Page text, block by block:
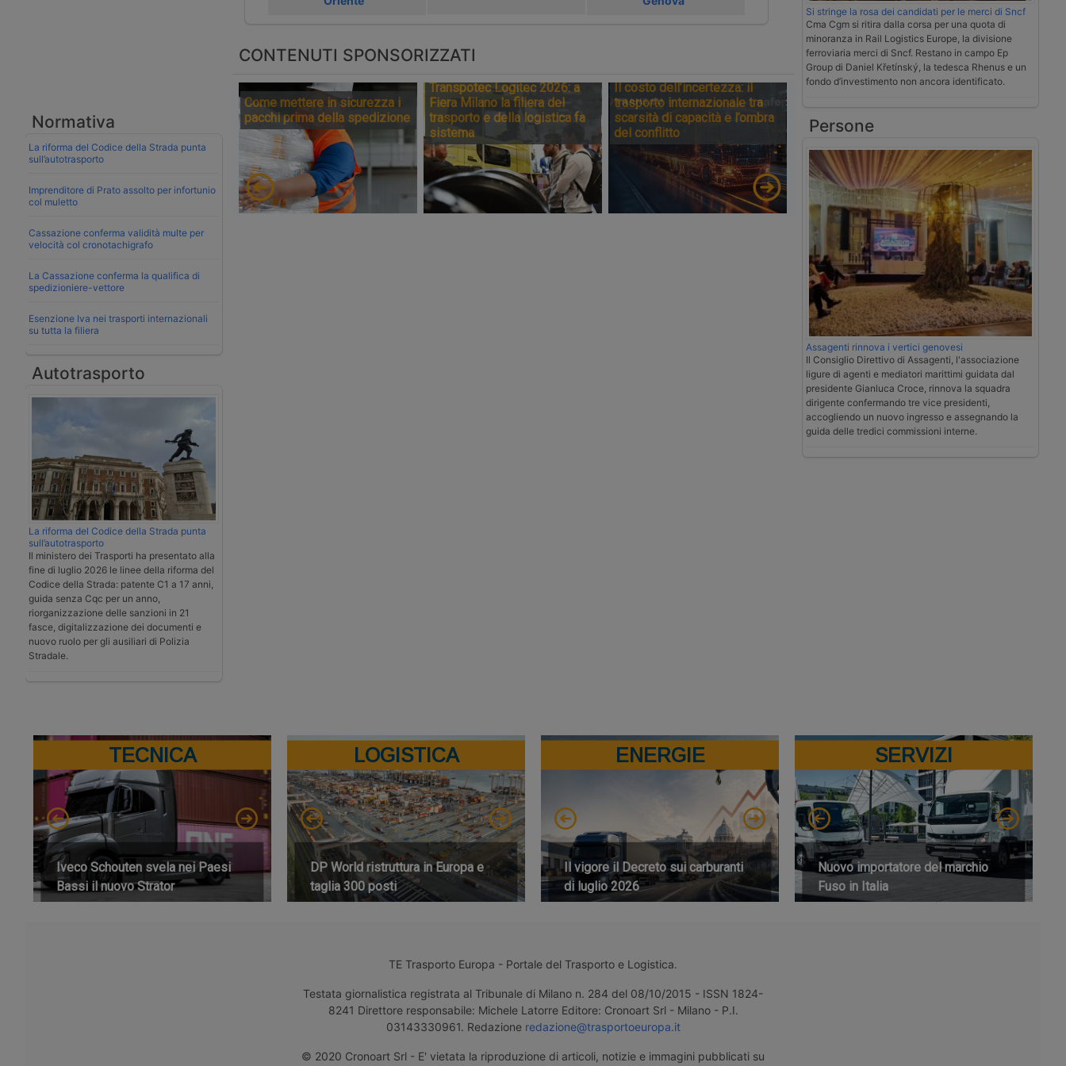
Normativa
La riforma del Codice della Strada punta
sull’autotrasporto
Imprenditore di Prato assolto per infortunio
col muletto
Cassazione conferma validità multe per
velocità col cronotachigrafo
La Cassazione conferma la qualifica di
spedizioniere-vettore
Esenzione Iva nei trasporti internazionali
su tutta la filiera
Autotrasporto
La riforma del Codice della Strada punta
sull’autotrasporto
Il ministero dei Trasporti ha presentato alla
fine di luglio 2026 le linee della riforma del
Codice della Strada: patente C1 a 17 anni,
guida senza Cqc per un anno,
riorganizzazione delle sanzioni in 21
fasce, digitalizzazione dei documenti e
nuovo ruolo per gli ausiliari di Polizia
Stradale.
CONTENUTI SPONSORIZZATI
Come mettere in sicurezza i
pacchi prima della spedizione
Transpotec Logitec 2026: a
Fiera Milano la filiera del
trasporto e della logistica fa
sistema
Il costo dell’incertezza: il
trasporto internazionale tra
scarsità di capacità e l’ombra
del conflitto
Si stringe la rosa dei candidati per le merci di Sncf
Cma Cgm si ritira dalla corsa per una quota di
minoranza in Rail Logistics Europe, la divisione
ferroviaria merci di Sncf. Restano in campo Ep
Group di Daniel Křetínský, la tedesca Rhenus e un
fondo d’investimento non ancora identificato.
Persone
Assagenti rinnova i vertici genovesi
Il Consiglio Direttivo di Assagenti, l'associazione
ligure di agenti e mediatori marittimi guidata dal
presidente Gianluca Croce, rinnova la squadra
dirigente confermando tre vice presidenti,
accogliendo un nuovo ingresso e assegnando la
guida delle tredici commissioni interne.
TECNICA
Iveco Schouten svela nei Paesi
Bassi il nuovo Strator
LOGISTICA
DP World ristruttura in Europa e
taglia 300 posti
ENERGIE
Il vigore il Decreto sui carburanti
di luglio 2026
SERVIZI
Nuovo importatore del marchio
Fuso in Italia
TE Trasporto Europa - Portale del Trasporto e Logistica.
Testata giornalistica registrata al Tribunale di Milano n. 284 del 08/10/2015 - ISSN 1824-
8241 Direttore responsabile: Michele Latorre Editore: Cronoart Srl - Milano - P.I.
03143330961. Redazione redazione@trasportoeuropa.it
© 2020 Cronoart Srl - E' vietata la riproduzione di articoli, notizie e immagini pubblicati su